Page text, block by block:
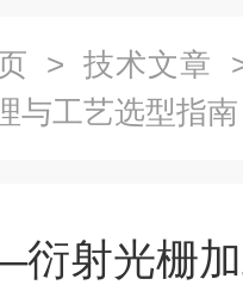
> 技术文章
与工艺选型指南
射光栅